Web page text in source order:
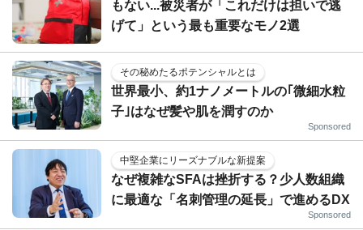
もない...被災者が「これだけは担いで逃
げて」という最も重要なモノ2選
その秘めたるポテンシャルとは
世界最小、約1ナノメートルの｢微細水粒
子｣はなぜ髪や肌を潤すのか
Sponsored
中堅企業にリーズナブルな新提案
なぜ複雑なSFAは挫折する？少人数組織
に最適な「名刺管理の延長」で進めるDX
Sponsored